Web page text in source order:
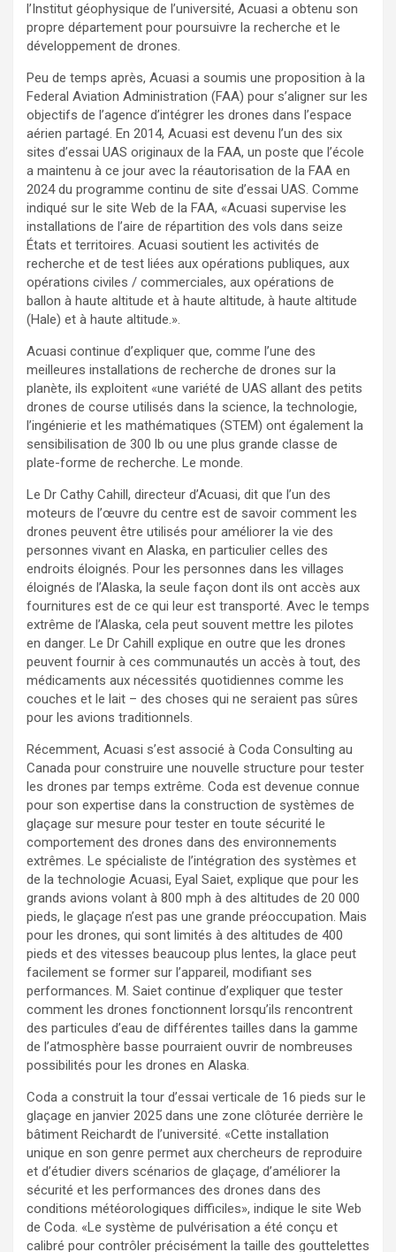
l’Institut géophysique de l’université, Acuasi a obtenu son
propre département pour poursuivre la recherche et le
développement de drones.
Peu de temps après, Acuasi a soumis une proposition à la
Federal Aviation Administration (FAA) pour s’aligner sur les
objectifs de l’agence d’intégrer les drones dans l’espace
aérien partagé. En 2014, Acuasi est devenu l’un des six
sites d’essai UAS originaux de la FAA, un poste que l’école
a maintenu à ce jour avec la réautorisation de la FAA en
2024 du programme continu de site d’essai UAS. Comme
indiqué sur le site Web de la FAA, «Acuasi supervise les
installations de l’aire de répartition des vols dans seize
États et territoires. Acuasi soutient les activités de
recherche et de test liées aux opérations publiques, aux
opérations civiles / commerciales, aux opérations de
ballon à haute altitude et à haute altitude, à haute altitude
(Hale) et à haute altitude.».
Acuasi continue d’expliquer que, comme l’une des
meilleures installations de recherche de drones sur la
planète, ils exploitent «une variété de UAS allant des petits
drones de course utilisés dans la science, la technologie,
l’ingénierie et les mathématiques (STEM) ont également la
sensibilisation de 300 lb ou une plus grande classe de
plate-forme de recherche. Le monde.
Le Dr Cathy Cahill, directeur d’Acuasi, dit que l’un des
moteurs de l’œuvre du centre est de savoir comment les
drones peuvent être utilisés pour améliorer la vie des
personnes vivant en Alaska, en particulier celles des
endroits éloignés. Pour les personnes dans les villages
éloignés de l’Alaska, la seule façon dont ils ont accès aux
fournitures est de ce qui leur est transporté. Avec le temps
extrême de l’Alaska, cela peut souvent mettre les pilotes
en danger. Le Dr Cahill explique en outre que les drones
peuvent fournir à ces communautés un accès à tout, des
médicaments aux nécessités quotidiennes comme les
couches et le lait – des choses qui ne seraient pas sûres
pour les avions traditionnels.
Récemment, Acuasi s’est associé à Coda Consulting au
Canada pour construire une nouvelle structure pour tester
les drones par temps extrême. Coda est devenue connue
pour son expertise dans la construction de systèmes de
glaçage sur mesure pour tester en toute sécurité le
comportement des drones dans des environnements
extrêmes. Le spécialiste de l’intégration des systèmes et
de la technologie Acuasi, Eyal Saiet, explique que pour les
grands avions volant à 800 mph à des altitudes de 20 000
pieds, le glaçage n’est pas une grande préoccupation. Mais
pour les drones, qui sont limités à des altitudes de 400
pieds et des vitesses beaucoup plus lentes, la glace peut
facilement se former sur l’appareil, modifiant ses
performances. M. Saiet continue d’expliquer que tester
comment les drones fonctionnent lorsqu’ils rencontrent
des particules d’eau de différentes tailles dans la gamme
de l’atmosphère basse pourraient ouvrir de nombreuses
possibilités pour les drones en Alaska.
Coda a construit la tour d’essai verticale de 16 pieds sur le
glaçage en janvier 2025 dans une zone clôturée derrière le
bâtiment Reichardt de l’université. «Cette installation
unique en son genre permet aux chercheurs de reproduire
et d’étudier divers scénarios de glaçage, d’améliorer la
sécurité et les performances des drones dans des
conditions météorologiques difficiles», indique le site Web
de Coda. «Le système de pulvérisation a été conçu et
calibré pour contrôler précisément la taille des gouttelettes